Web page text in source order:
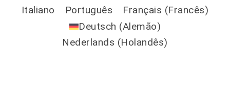
Italiano
Português Français (Francês)
Deutsch (Alemão)
Nederlands (Holandês)